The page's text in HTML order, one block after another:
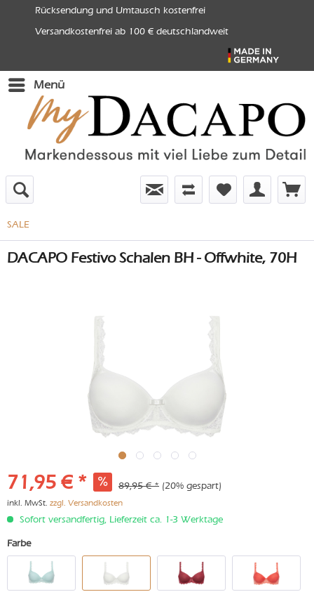
Rücksendung und Umtausch kostenfrei
Versandkostenfrei ab 100 € deutschlandweit
Menü
SALE
DACAPO Festivo Schalen BH - Offwhite, 70H
71,95 € * 89,95 € * (20% gespart)
inkl. MwSt. zzgl. Versandkosten
Sofort versandfertig, Lieferzeit ca. 1-3 Werktage
Farbe